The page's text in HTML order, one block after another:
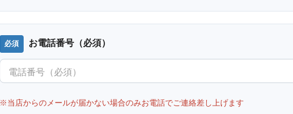
お電話番号（必須）
※当店からのメールが届かない場合のみお電話でご連絡差し上げます